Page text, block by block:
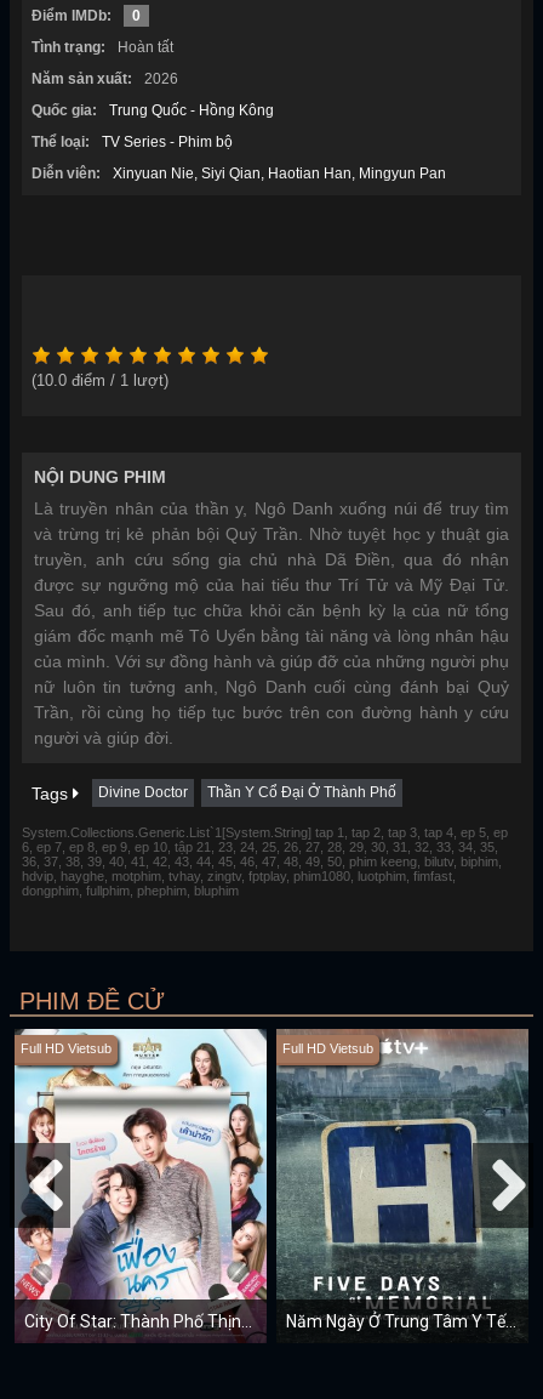
Điểm IMDb:
0
Tình trạng:
Hoàn tất
Năm sản xuất:
2026
Quốc gia:
Trung Quốc - Hồng Kông
Thể loại:
TV Series - Phim bộ
Diễn viên:
Xinyuan Nie Siyi Qian Haotian Han Mingyun Pan
(10.0 điểm / 1 lượt)
NỘI DUNG PHIM
Là truyền nhân của thần y, Ngô Danh xuống núi để truy tìm
và trừng trị kẻ phản bội Quỷ Trần. Nhờ tuyệt học y thuật gia
truyền, anh cứu sống gia chủ nhà Dã Điền, qua đó nhận
được sự ngưỡng mộ của hai tiểu thư Trí Tử và Mỹ Đại Tử.
Sau đó, anh tiếp tục chữa khỏi căn bệnh kỳ lạ của nữ tổng
giám đốc mạnh mẽ Tô Uyển bằng tài năng và lòng nhân hậu
của mình. Với sự đồng hành và giúp đỡ của những người phụ
nữ luôn tin tưởng anh, Ngô Danh cuối cùng đánh bại Quỷ
Trần, rồi cùng họ tiếp tục bước trên con đường hành y cứu
người và giúp đời.
Tags Divine Doctor Thần Y Cổ Đại Ở Thành Phố
System.Collections.Generic.List`1[System.String] tap 1, tap 2, tap 3, tap 4, ep 5, ep
6, ep 7, ep 8, ep 9, ep 10, tập 21, 23, 24, 25, 26, 27, 28, 29, 30, 31, 32, 33, 34, 35,
36, 37, 38, 39, 40, 41, 42, 43, 44, 45, 46, 47, 48, 49, 50, phim keeng, bilutv, biphim,
hdvip, hayghe, motphim, tvhay, zingtv, fptplay, phim1080, luotphim, fimfast,
dongphim, fullphim, phephim, bluphim
PHIM ĐỀ CỬ
Full HD Vietsub Full HD Vietsub
Năm Ngày Ở Trung Tâm Y Tế Memorial